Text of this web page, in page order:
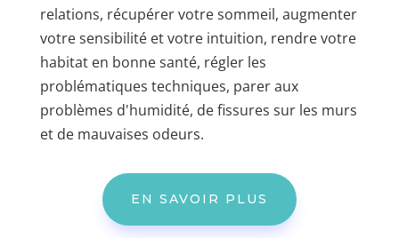
relations, récupérer votre sommeil, augmenter
votre sensibilité et votre intuition, rendre votre
habitat en bonne santé, régler les
problématiques techniques, parer aux
problèmes d'humidité, de fissures sur les murs
et de mauvaises odeurs.
EN SAVOIR PLUS